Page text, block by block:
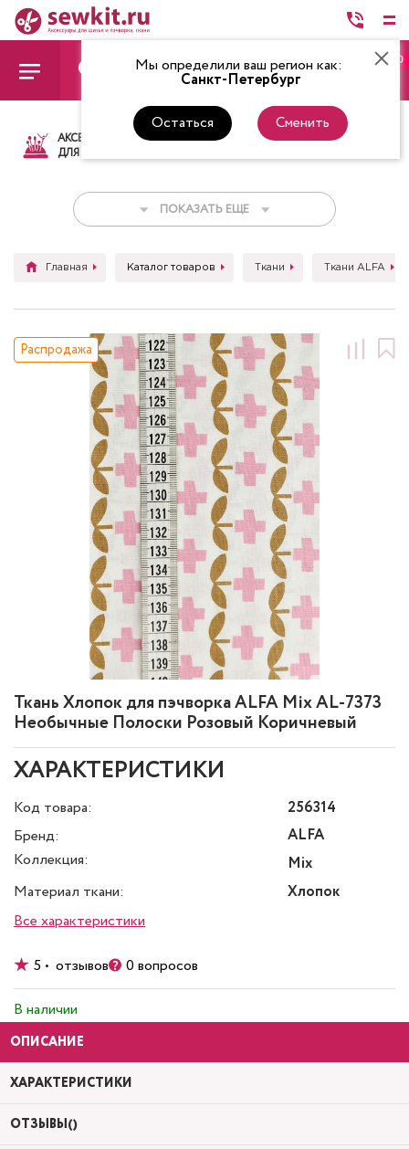
Мы определили ваш регион как:
Санкт-Петербург
Остаться Сменить
0
АКСЕССУАРЫ
ДЛЯ ШИТЬЯ
ТКАНИ НИТКИ
ПОКАЗАТЬ ЕЩЕ
Главная Каталог товаров Ткани Ткани ALFA
Ткань Хлопок для пэчворка ALFA Mix AL-7373
Необычные Полоски Розовый Коричневый
Распродажа
ХАРАКТЕРИСТИКИ
Код товара:
256314
Бренд:
ALFA
Коллекция:
Mix
Материал ткани:
Хлопок
Все характеристики
5 • отзывов 0 вопросов
В наличии
ОПИСАНИЕ
ХАРАКТЕРИСТИКИ
ОТЗЫВЫ()